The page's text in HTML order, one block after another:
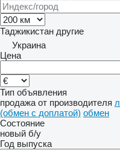
Таджикистан другие
Украина
Цена
Тип объявления
продажа от производителя
(обмен с доплатой) обмен
Состояние
новый б/у
Год выпуска